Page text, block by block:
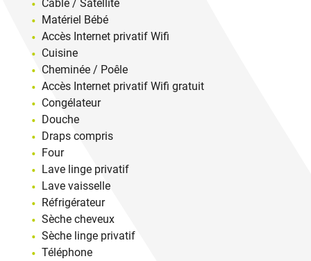
Câble / Satellite
Matériel Bébé
Accès Internet privatif Wifi
Cuisine
Cheminée / Poêle
Accès Internet privatif Wifi gratuit
Congélateur
Douche
Draps compris
Four
Lave linge privatif
Lave vaisselle
Réfrigérateur
Sèche cheveux
Sèche linge privatif
Téléphone